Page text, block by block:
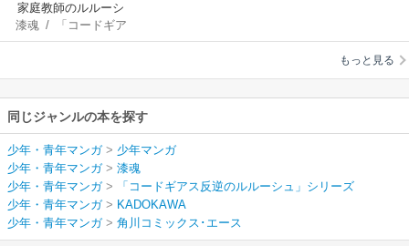
家庭教師のルルーシ
ュさん
漆魂/
「コードギア
ス反逆のルルーシ
もっと見る
同じジャンルの本を探す
少年・青年マンガ> 少年マンガ
少年・青年マンガ> 漆魂
少年・青年マンガ>
「コードギアス反逆のルルーシュ」シリーズ
少年・青年マンガ> KADOKAWA
少年・青年マンガ> 角川コミックス･エース